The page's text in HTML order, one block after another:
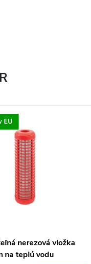
EU
nerezová vložka
na teplú vodu